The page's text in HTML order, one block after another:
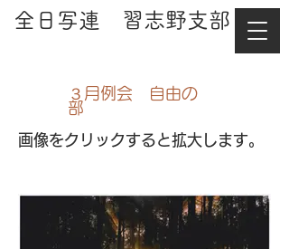
​全日写連 習志野支部
３月例会 自由の
部
​画像をクリックすると拡大します。